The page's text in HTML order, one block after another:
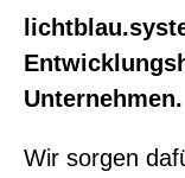
Unternehmen.
Wir sorgen